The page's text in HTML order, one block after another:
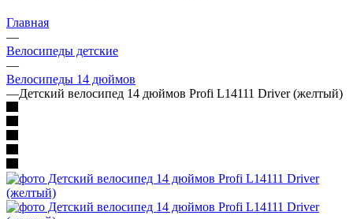
Главная
—
Велосипеды детские
—
Велосипеды 14 дюймов
—Детский велосипед 14 дюймов Profi L14111 Driver (желтый)